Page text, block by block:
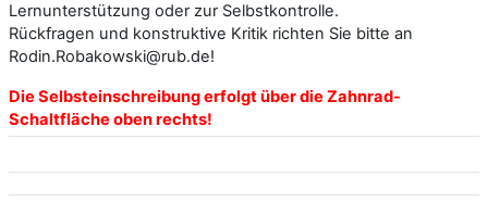
Lernunterstützung oder zur Selbstkontrolle.
Rückfragen und konstruktive Kritik richten Sie bitte an
Rodin.Robakowski@rub.de!
Die Selbsteinschreibung erfolgt über die Zahnrad-
Schaltfläche oben rechts!